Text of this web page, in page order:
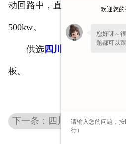
动回路中，直流电压500V-
500kw。
供选四川配件
板。
下一条：四川波纹制动电阻
欢迎您的
您好呀～
题都可以跟